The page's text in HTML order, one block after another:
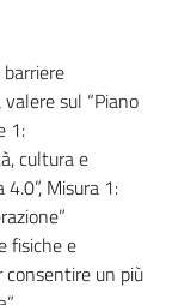
sul “Piano
1:
cultura e
Misura 1:
fisiche e
consentire un più